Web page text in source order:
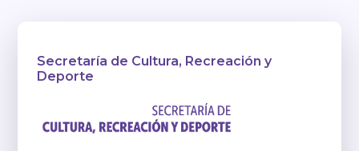
Secretaría de Cultura, Recreación y
Deporte